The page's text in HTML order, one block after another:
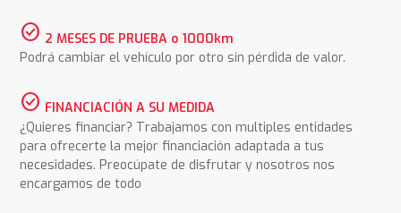
check_circle 2 MESES DE PRUEBA o 1000km
Podrá cambiar el vehículo por otro sin pérdida de valor.
check_circle FINANCIACIÓN A SU MEDIDA
¿Quieres financiar? Trabajamos con multiples entidades
para ofrecerte la mejor financiación adaptada a tus
necesidades. Preocúpate de disfrutar y nosotros nos
encargamos de todo